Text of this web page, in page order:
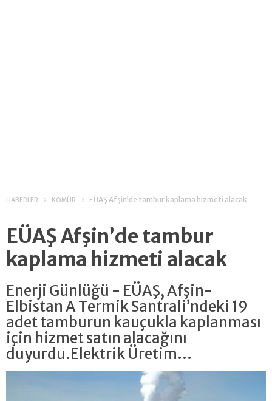
HABERLER KÖMÜR EÜAŞ Afşin’de tambur kaplama hizmeti alacak
EÜAŞ Afşin’de tambur
kaplama hizmeti alacak
Enerji Günlüğü - EÜAŞ, Afşin-
Elbistan A Termik Santrali’ndeki 19
adet tamburun kauçukla kaplanması
için hizmet satın alacağını
duyurdu.Elektrik Üretim...